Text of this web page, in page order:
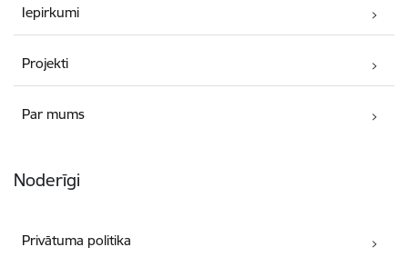
Iepirkumi
Projekti
Par mums
Noderīgi
Privātuma politika